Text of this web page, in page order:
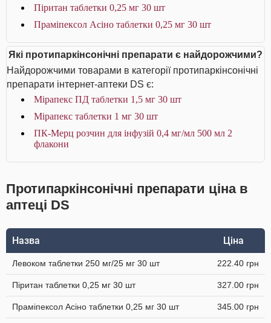
Піритан таблетки 0,25 мг 30 шт
Праміпексол Асіно таблетки 0,25 мг 30 шт
Які протипаркінсонічні препарати є найдорожчими?
Найдорожчими товарами в категорії протипаркінсонічні
препарати інтернет-аптеки DS є:
Мірапекс ПД таблетки 1,5 мг 30 шт
Мірапекс таблетки 1 мг 30 шт
ПК-Мерц розчин для інфузій 0,4 мг/мл 500 мл 2
флакони
Протипаркінсонічні препарати ціна в
аптеці DS
Назва Ціна
Левоком таблетки 250 мг/25 мг 30 шт 222.40 грн
Піритан таблетки 0,25 мг 30 шт 327.00 грн
Праміпексол Асіно таблетки 0,25 мг 30 шт 345.00 грн